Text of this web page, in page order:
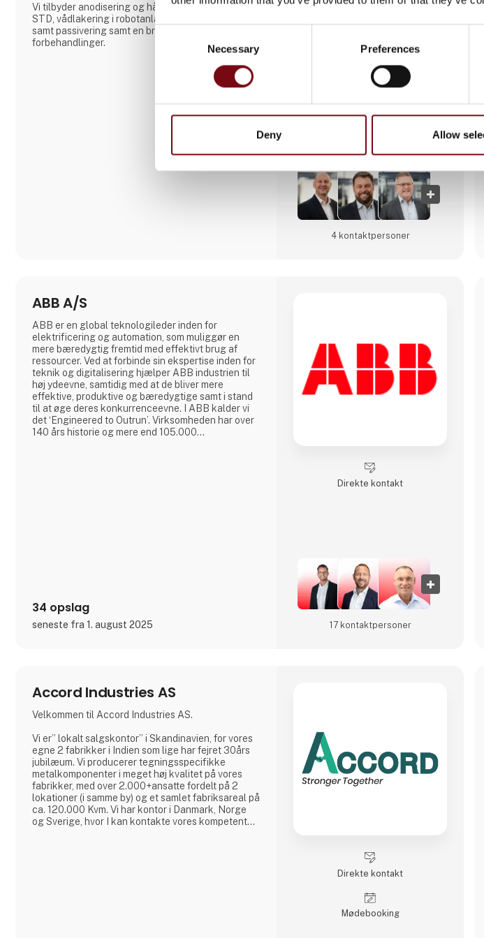
Consent
Necessary Preferences
Deny Allow
Vi tilbyder anodisering og hårdanodisering i MIL
STD, vådlakering i robotanlæg med bl.a. Cerakote,
samt passivering samt en bred vifte af forskellige
forbehandlinger.
4 kontakt­personer
ABB A/S
ABB er en global teknologileder inden for
elektrificering og automation, som muliggør en
mere bæredygtig fremtid med effektivt brug af
ressourcer. Ved at forbinde sin ekspertise inden for
teknik og digitalisering hjælper ABB industrien til
høj ydeevne, samtidig med at de bliver mere
effektive, produktive og bæredygtige samt i stand
til at øge deres konkurrenceevne. I ABB kalder vi
det ‘Engineered to Outrun’. Virksomheden har over
140 års historie og mere end 105.000
34 opslag
seneste fra 1. august 2025
Direkte kontakt
17 kontakt­personer
Accord Industries AS
Velkommen til Accord Industries AS.
Vi er” lokalt salgskontor” i Skandinavien, for vores
egne 2 fabrikker i Indien som lige har fejret 30års
jubilæum. Vi producerer tegningsspecifikke
metalkomponenter i meget høj kvalitet på vores
fabrikker, med over 2.000+ansatte fordelt på 2
lokationer (i samme by) og et samlet fabriksareal på
ca. 120.000 Kvm. Vi har kontor i Danmark, Norge
og Sverige, hvor I kan kontakte vores kompetente
Direkte kontakt
Møde­booking